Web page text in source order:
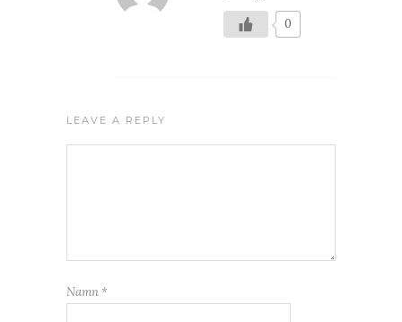
0
LEAVE A REPLY
Namn *